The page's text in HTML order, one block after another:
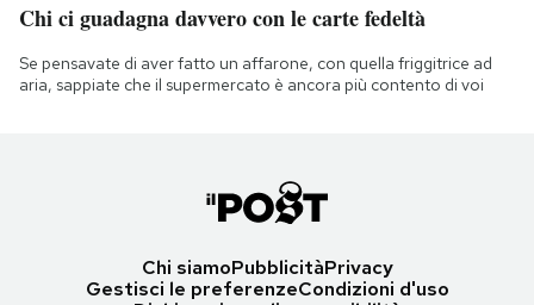
Chi ci guadagna davvero con le carte fedeltà
Se pensavate di aver fatto un affarone, con quella friggitrice ad
aria, sappiate che il supermercato è ancora più contento di voi
Chi siamoPubblicitàPrivacy
Gestisci le preferenzeCondizioni d'uso